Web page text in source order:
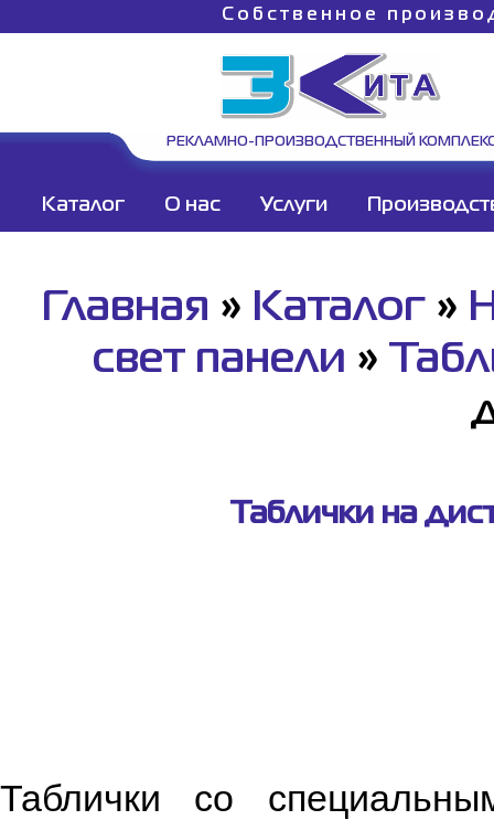
Собственное
РЕКЛАМНО-ПРОИЗВОДСТВЕННЫЙ
Каталог О нас Услуги
Главная » Каталог »
свет панели »
Таблички на
Таблички со